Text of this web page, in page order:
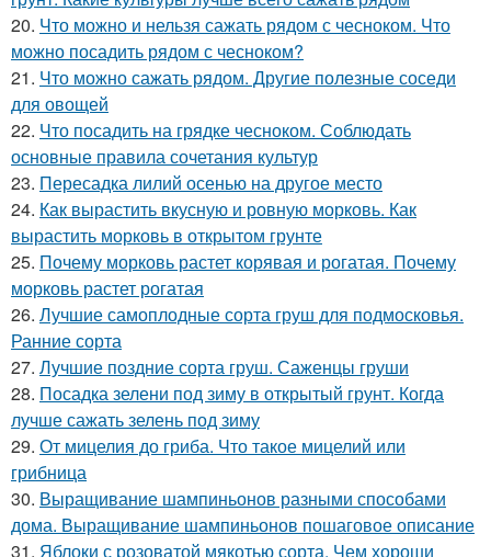
20. Что можно и нельзя сажать рядом с чесноком. Что
можно посадить рядом с чесноком?
21. Что можно сажать рядом. Другие полезные соседи
для овощей
22. Что посадить на грядке чесноком. Соблюдать
основные правила сочетания культур
23. Пересадка лилий осенью на другое место
24. Как вырастить вкусную и ровную морковь. Как
вырастить морковь в открытом грунте
25. Почему морковь растет корявая и рогатая. Почему
морковь растет рогатая
26. Лучшие самоплодные сорта груш для подмосковья.
Ранние сорта
27. Лучшие поздние сорта груш. Саженцы груши
28. Посадка зелени под зиму в открытый грунт. Когда
лучше сажать зелень под зиму
29. От мицелия до гриба. Что такое мицелий или
грибница
30. Выращивание шампиньонов разными способами
дома. Выращивание шампиньонов пошаговое описание
31. Яблоки с розоватой мякотью сорта. Чем хороши